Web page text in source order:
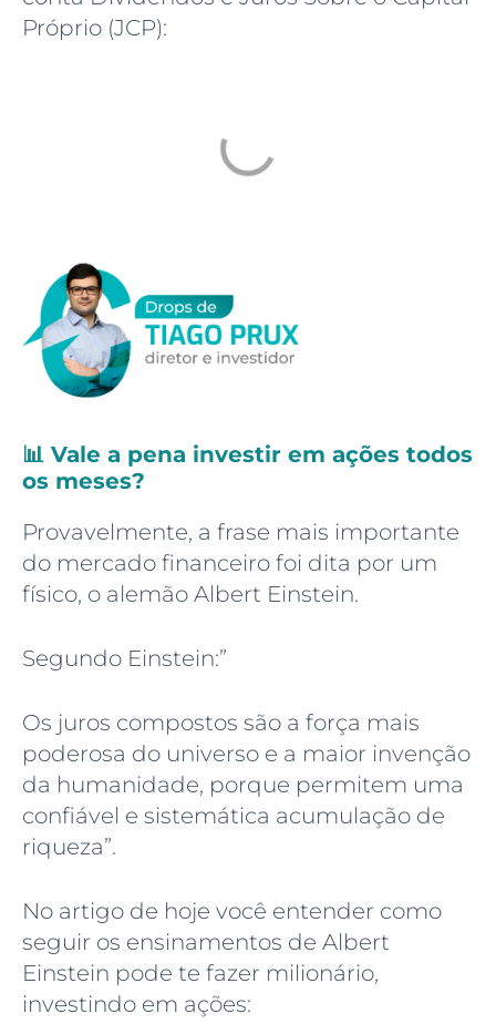
Próprio (JCP):
📊 Vale a pena investir em ações todos
os meses?
Provavelmente, a frase mais importante
do mercado financeiro foi dita por um
físico, o alemão Albert Einstein.
Segundo Einstein:”
Os juros compostos são a força mais
poderosa do universo e a maior invenção
da humanidade, porque permitem uma
confiável e sistemática acumulação de
riqueza”.
No artigo de hoje você entender como
seguir os ensinamentos de Albert
Einstein pode te fazer milionário,
investindo em ações: